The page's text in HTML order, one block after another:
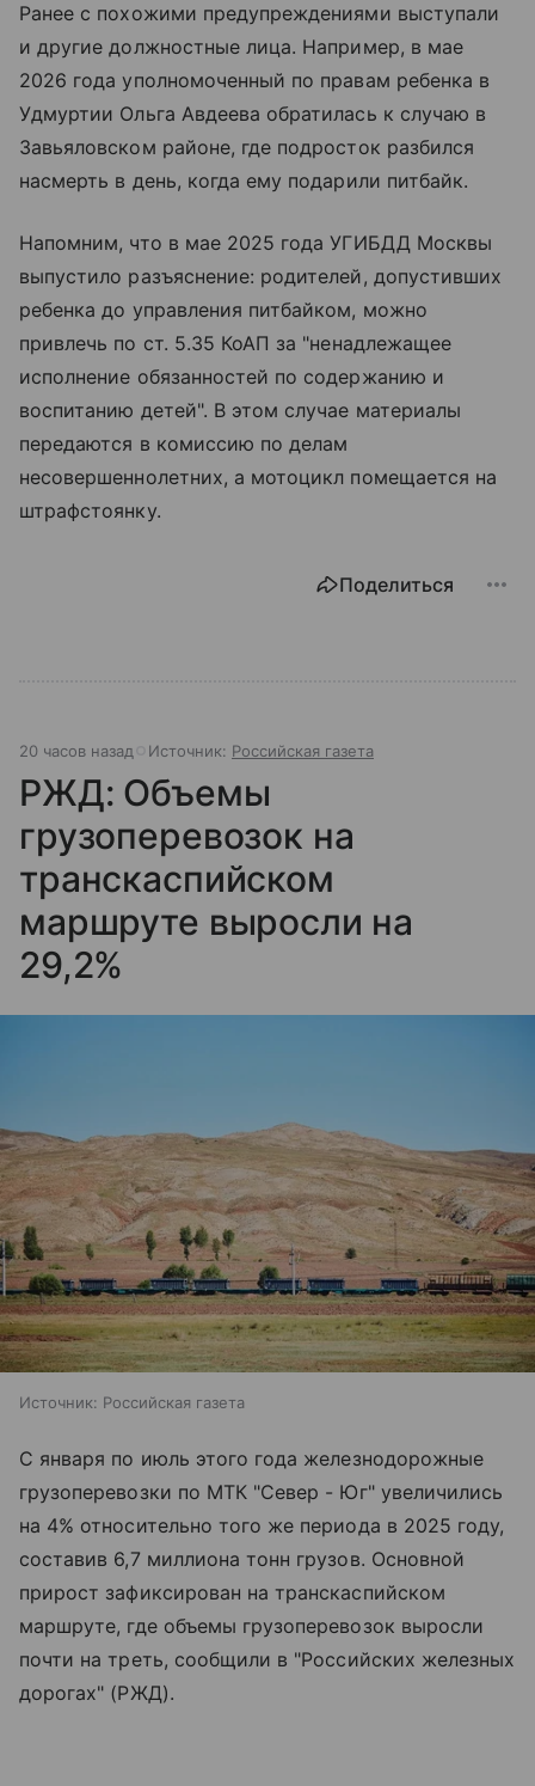
Ранее с похожими предупреждениями выступали
и другие должностные лица. Например, в мае
2026 года уполномоченный по правам ребенка в
Удмуртии Ольга Авдеева обратилась к случаю в
Завьяловском районе, где подросток разбился
насмерть в день, когда ему подарили питбайк.
Напомним, что в мае 2025 года УГИБДД Москвы
выпустило разъяснение: родителей, допустивших
ребенка до управления питбайком, можно
привлечь по ст. 5.35 КоАП за "ненадлежащее
исполнение обязанностей по содержанию и
воспитанию детей". В этом случае материалы
передаются в комиссию по делам
несовершеннолетних, а мотоцикл помещается на
штрафстоянку.
Поделиться
20 часов назад Источник: Российская газета
РЖД: Объемы
грузоперевозок на
транскаспийском
маршруте выросли на
29,2%
Источник: Российская газета
С января по июль этого года железнодорожные
грузоперевозки по МТК "Север - Юг" увеличились
на 4% относительно того же периода в 2025 году,
составив 6,7 миллиона тонн грузов. Основной
прирост зафиксирован на транскаспийском
маршруте, где объемы грузоперевозок выросли
почти на треть, сообщили в "Российских железных
дорогах" (РЖД).